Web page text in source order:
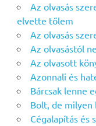
Az olvasás
elvette tőlem
Az olvasás
Az olvasástól
Az olvasott
Azonnali és
Bárcsak lenne
Bolt, de milyen
Cégalapítás és